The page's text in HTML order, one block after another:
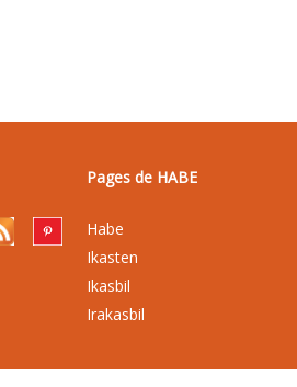
Pages de HABE
Habe
Ikasten
Ikasbil
Irakasbil